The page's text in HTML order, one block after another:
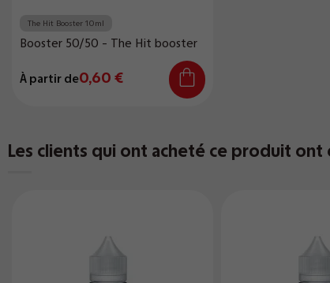
The Hit Booster 10ml
Booster 50/50 - The Hit booster
À partir de0,60 €
Les clients qui ont acheté ce produit ont